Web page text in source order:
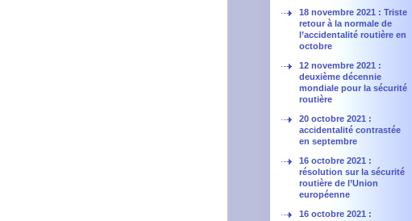
18 novembre 2021 : Triste
retour à la normale de
l’accidentalité routière en
octobre
12 novembre 2021 :
deuxième décennie
mondiale pour la sécurité
routière
20 octobre 2021 :
accidentalité contrastée
en septembre
16 octobre 2021 :
résolution sur la sécurité
routière de l’Union
européenne
16 octobre 2021 :